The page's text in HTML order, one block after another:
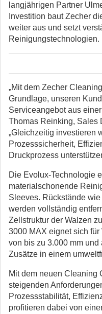
langjährigen Partner
Investition baut Zecher
weiter aus und setzt
Reinigungstechnologien.
„Mit dem Zecher
Grundlage, unseren
Serviceangebot aus
Thomas Reinking, Sales
„Gleichzeitig investieren
Prozesssicherheit,
Druckprozess
Die Evolux-Technologie
materialschonende
Sleeves. Rückstände
werden vollständig
Zellstruktur der Walzen
3000 MAX eignet sich
von bis zu 3.000 mm
Zusätze in einem
Mit dem neuen Cleaning
steigenden
Prozessstabilität,
profitieren dabei von